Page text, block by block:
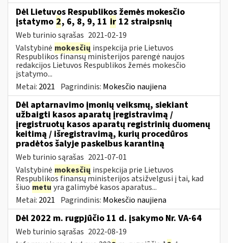
Dėl Lietuvos Respublikos žemės mokesčio
įstatymo 2, 6, 8, 9, 11 ir 12 straipsnių
Web turinio sąrašas 2021-02-19
Valstybinė mokesčių inspekcija prie Lietuvos
Respublikos finansų ministerijos parengė naujos
redakcijos Lietuvos Respublikos žemės mokesčio
įstatymo...
Metai: 2021 Pagrindinis: Mokesčio naujiena
Dėl aptarnavimo įmonių veiksmų, siekiant
užbaigti kasos aparatų įregistravimą /
įregistruotų kasos aparatų registrinių duomenų
keitimą / išregistravimą, kurių procedūros
pradėtos šalyje paskelbus karantiną
Web turinio sąrašas 2021-07-01
Valstybinė mokesčių inspekcija prie Lietuvos
Respublikos finansų ministerijos atsižvelgusi į tai, kad
šiuo metu yra galimybė kasos aparatus...
Metai: 2021 Pagrindinis: Mokesčio naujiena
Dėl 2022 m. rugpjūčio 11 d. įsakymo Nr. VA-64
Web turinio sąrašas 2022-08-19